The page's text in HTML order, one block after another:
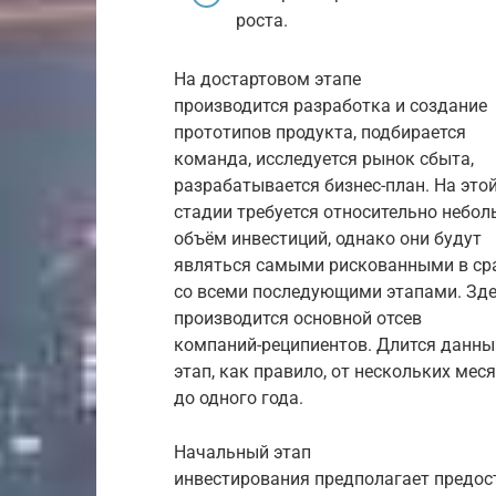
роста.
На достартовом этапе
производится разработка и создание
прототипов продукта, подбирается
команда, исследуется рынок сбыта,
разрабатывается бизнес-план. На этой
стадии требуется относительно
объём инвестиций, однако они будут
являться самыми рискованными в
со всеми последующими этапами.
производится основной отсев
компаний-реципиентов. Длится
этап, как правило, от нескольких
до одного года.
Начальный этап
инвестирования предполагает